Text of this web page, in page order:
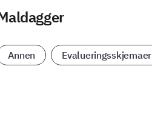
Annen Evalueringsskjemaer